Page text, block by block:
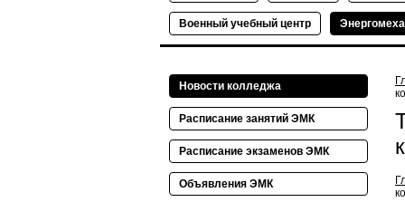
Военный учебный центр
Новости колледжа
Расписание занятий ЭМК
Расписание экзаменов ЭМК
Объявления ЭМК